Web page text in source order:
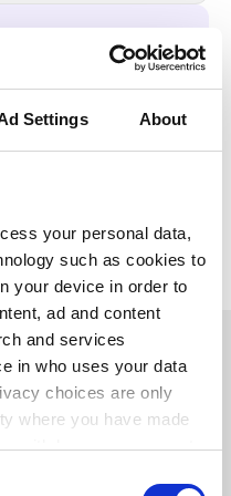
Settings About
your personal data,
such as cookies to
your device in order to
ad and content
and services
in who uses your data
choices are only
where you have made
withdraw your consent
Retail
CLIENTS
results our